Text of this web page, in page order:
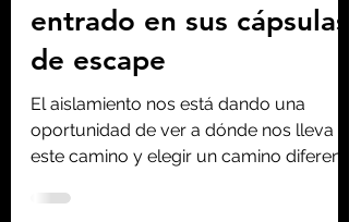
Homo consciens
Los privilegiados han
entrado en sus cápsulas